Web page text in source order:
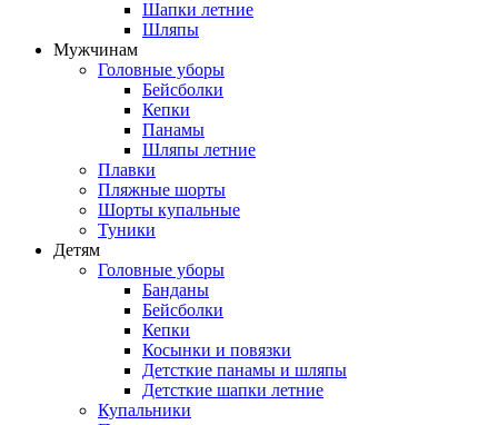
Шапки летние
Шляпы
Мужчинам
Головные уборы
Бейсболки
Кепки
Панамы
Шляпы летние
Плавки
Пляжные шорты
Шорты купальные
Туники
Детям
Головные уборы
Банданы
Бейсболки
Кепки
Косынки и повязки
Детсткие панамы и шляпы
Детсткие шапки летние
Купальники